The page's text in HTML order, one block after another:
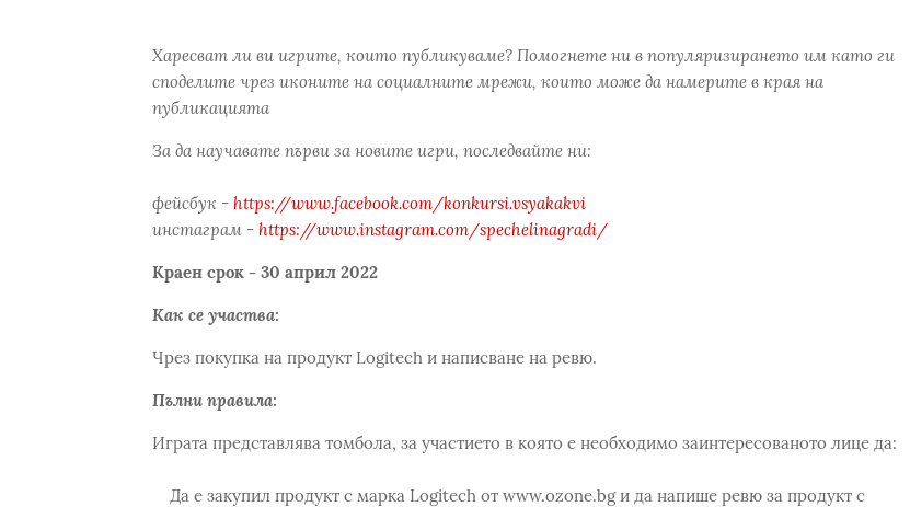
Харесват ли ви игрите, които публикуваме? Помогнете ни в популяризирането им като ги
споделите чрез иконите на социалните мрежи, които може да намерите в края на
публикацията
За да научавате първи за новите игри, последвайте ни:
фейсбук - https://www.facebook.com/konkursi.vsyakakvi
инстаграм - https://www.instagram.com/spechelinagradi/
Краен срок - 30 април 2022
Как се участва:
Чрез покупка на продукт Logitech и написване на ревю.
Пълни правила:
Играта представлява томбола, за участието в която е необходимо заинтересованото лице да:
Да е закупил продукт с марка Logitech от www.ozone.bg и да напише ревю за продукт с